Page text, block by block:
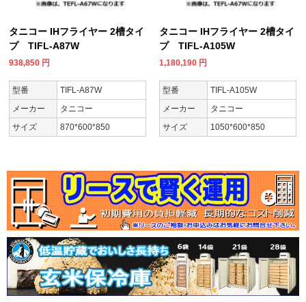
タニコー IHフライヤー 2槽タイ
プ TIFL-A87W
938,850 円
型番
TIFL-A87W
メーカー
タニコー
サイズ
870*600*850
タニコー IHフライヤー 2槽タイ
プ TIFL-A105W
1,180,190 円
型番
TIFL-A105W
メーカー
タニコー
サイズ
1050*600*850